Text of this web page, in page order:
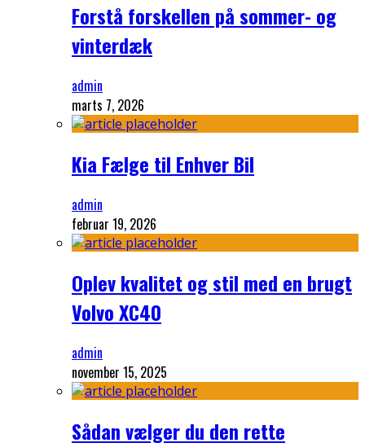
Forstå forskellen på sommer- og
vinterdæk
admin
marts 7, 2026
Kia Fælge til Enhver Bil
admin
februar 19, 2026
Oplev kvalitet og stil med en brugt
Volvo XC40
admin
november 15, 2025
Sådan vælger du den rette